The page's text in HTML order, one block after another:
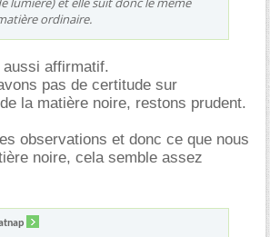
ordinaire.
affirmatif.
pas de certitude sur
la matière noire, restons prudent.
observations et donc ce que nous
noire, cela semble assez